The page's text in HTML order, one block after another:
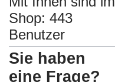
Shop: 443
Benutzer
Sie haben
eine Frage?